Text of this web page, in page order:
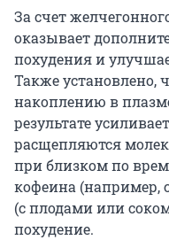
За счет
оказывает
похудения и
Также установлено,
накоплению в
результате
расщепляются
при близком по
кофеина (например,
(с плодами или
похудение.